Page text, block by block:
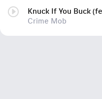
Knuck If You Buck
Crime Mob